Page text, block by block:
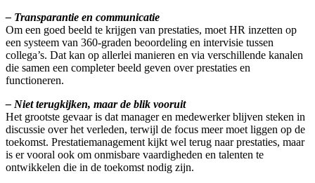
– Transparantie en communicatie
Om een goed beeld te krijgen van prestaties, moet HR inzetten op
een systeem van 360-graden beoordeling en intervisie tussen
collega’s. Dat kan op allerlei manieren en via verschillende kanalen
die samen een completer beeld geven over prestaties en
functioneren.
– Niet terugkijken, maar de blik vooruit
Het grootste gevaar is dat manager en medewerker blijven steken in
discussie over het verleden, terwijl de focus meer moet liggen op de
toekomst. Prestatiemanagement kijkt wel terug naar prestaties, maar
is er vooral ook om onmisbare vaardigheden en talenten te
ontwikkelen die in de toekomst nodig zijn.